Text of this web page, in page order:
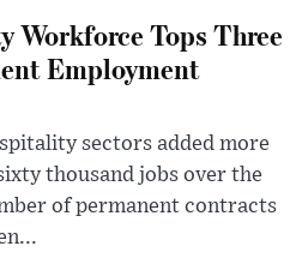
Workforce Tops Three
Employment
sectors added more
thousand jobs over the
of permanent contracts